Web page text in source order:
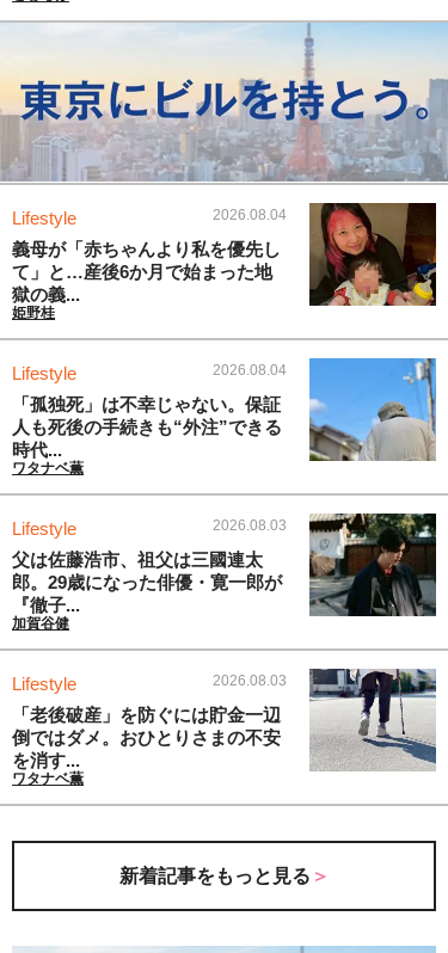
Lifestyle 2026.08.04
義母が「赤ちゃんより私を優先し
て」と…産後6か月で始まった地
獄の義...
姫野桂
Lifestyle 2026.08.04
「孤独死」は不幸じゃない。保証
人も死後の手続きも“外注”できる
時代...
ワタナベ薫
Lifestyle 2026.08.03
父は佐藤浩市、祖父は三國連太
郎。29歳になった俳優・寛一郎が
『徹子...
加賀谷健
Lifestyle 2026.08.03
「老後破産」を防ぐには貯金一辺
倒ではダメ。おひとりさまの不安
を消す...
ワタナベ薫
新着記事をもっと見る